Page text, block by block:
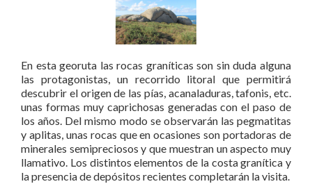
En esta georuta las rocas graníticas son sin duda alguna
las protagonistas, un recorrido litoral que permitirá
descubrir el origen de las pías, acanaladuras, tafonis, etc.
unas formas muy caprichosas generadas con el paso de
los años. Del mismo modo se observarán las pegmatitas
y aplitas, unas rocas que en ocasiones son portadoras de
minerales semipreciosos y que muestran un aspecto muy
llamativo. Los distintos elementos de la costa granítica y
la presencia de depósitos recientes completarán la visita.